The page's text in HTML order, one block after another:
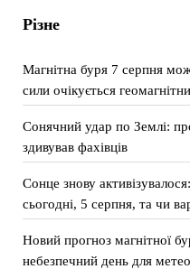
Різне
Магнітна буря 7 серпня
сили очікується
Сонячний удар по Землі:
здивував фахівців
Сонце знову
сьогодні, 5 серпня, та чи
Новий прогноз магнітної
небезпечний день для